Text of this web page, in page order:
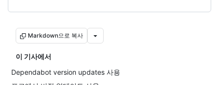
Markdown으로 복사
이 기사에서
Dependabot version updates 사용